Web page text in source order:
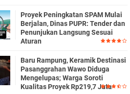
Proyek Peningkatan SPAM Mulai
Berjalan, Dinas PUPR: Tender dan
Penunjukan Langsung Sesuai
Aturan
Baru Rampung, Keramik Destinasi
Pasanggrahan Wawo Diduga
Mengelupas; Warga Soroti
Kualitas Proyek Rp219,7 Juta